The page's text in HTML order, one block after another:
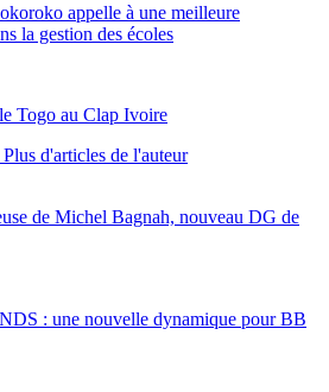
appelle à une meilleure
la gestion des écoles
Togo au Clap Ivoire
Plus d'articles de l'auteur
de Michel Bagnah, nouveau DG de
: une nouvelle dynamique pour BB